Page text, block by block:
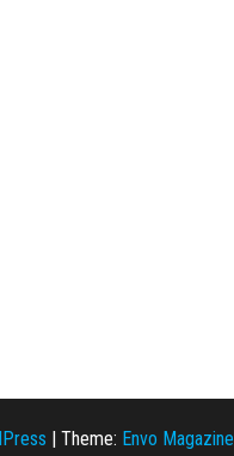
| Theme: Envo Magazine